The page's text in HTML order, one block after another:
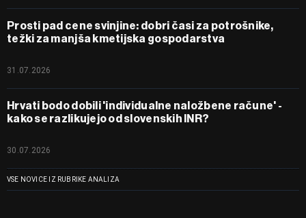
Prosti pad cene svinjine: dobri časi za potrošnike,
težki za manjša kmetijska gospodarstva
31.07.2026
Hrvati bodo dobili 'individualne naložbene račune' -
kako se razlikujejo od slovenskih INR?
30.07.2026
VSE NOVICE IZ RUBRIKE ANALIZA